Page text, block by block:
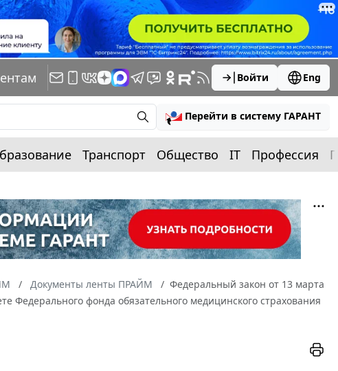
Войти Eng
Перейти в систему ГАРАНТ
Транспорт Общество IT Профессия
Документы ленты ПРАЙМ
Федеральный закон от 13 марта
фонда обязательного медицинского страхования